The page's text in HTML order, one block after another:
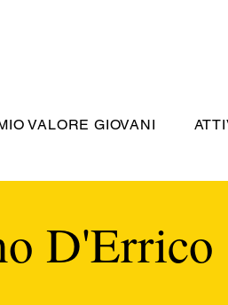
VALORE GIOVANI
D'Errico